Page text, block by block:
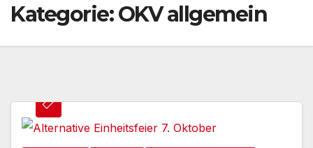
Kategorie:OKV allgemein